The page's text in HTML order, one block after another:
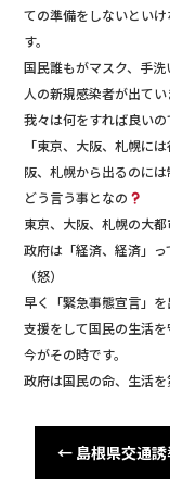
ての準備をしないとい
す。
国民誰もがマスク、手
人の新規感染者が出てい
我々は何をすれば良い
「東京、大阪、札幌に
阪、札幌から出るのに
どう言う事となの
東京、大阪、札幌の大
政府は「経済、経済」
（怒）
早く「緊急事態宣言」を
支援をして国民の生活を
今がその時です。
政府は国民の命、生活を
← 島根県交通誘